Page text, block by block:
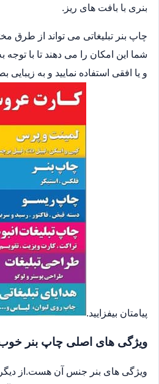
بنری با بافت های ریز.
چاپ بنر تبلیغاتی می تواند از طرق
شما این امکان را می دهند تا با
و یا افقی استفاده نمایید و به زیبایی
پیامتان بیفزایید.
ویژگی های اصلی چاپ بنر
ویژگی های بنر جنس آن هست.از